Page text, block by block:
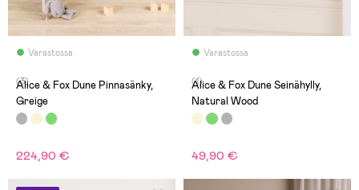
Varastossa
(3)
Alice & Fox Dune Pinnasänky,
Greige
224,90 €
Varastossa
(1)
Alice & Fox Dune Seinähylly,
Natural Wood
49,90 €